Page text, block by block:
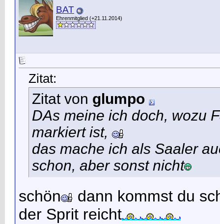
BAT
Ehrenmitglied (+21.11.2014)
Zitat:
Zitat von glumpo
DAs meine ich doch, wozu
markiert ist,
das mache ich als Saaler
schon, aber sonst nicht
schön
dann kommst du
der Sprit reicht